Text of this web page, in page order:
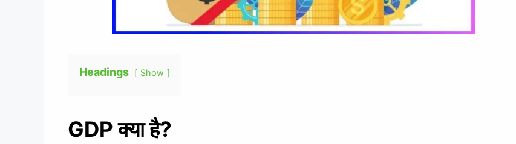
Headings Show
GDP क्या है?